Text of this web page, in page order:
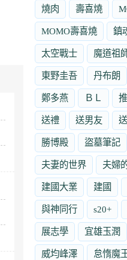
燒肉 壽喜燒
MOMO壽喜燒 鎮
太空戰士 魔道祖
東野圭吾 丹布朗
鄭多燕 ＢＬ
送禮 送男友
勝博殿 盜墓筆記
夫妻的世界 夫婦
建國大業 建國
與神同行 s20+
展志學 宜雄玉潤
威均峰澤 怠惰魔